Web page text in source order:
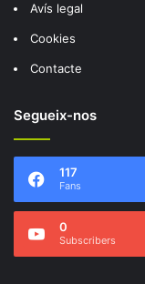
Avís legal
Cookies
Contacte
Segueix-nos
117
Fans
0
Subscribers